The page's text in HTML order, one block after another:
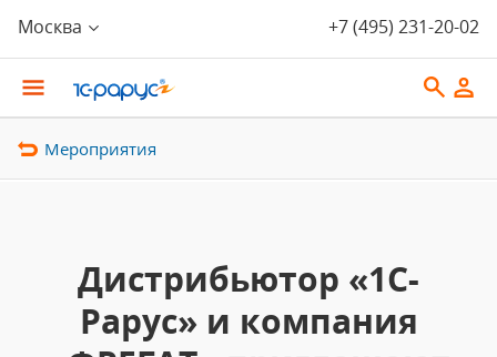
Москва +7 (495) 231-20-02
Мероприятия
Дистрибьютор «1С-
Рарус» и компания